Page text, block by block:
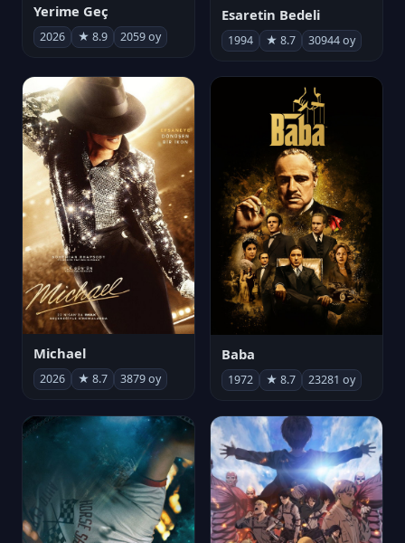
Yerime Geç
2026 ★ 8.9 2059 oy
Esaretin Bedeli
1994 ★ 8.7 30944 oy
Michael
2026 ★ 8.7 3879 oy
Baba
1972 ★ 8.7 23281 oy